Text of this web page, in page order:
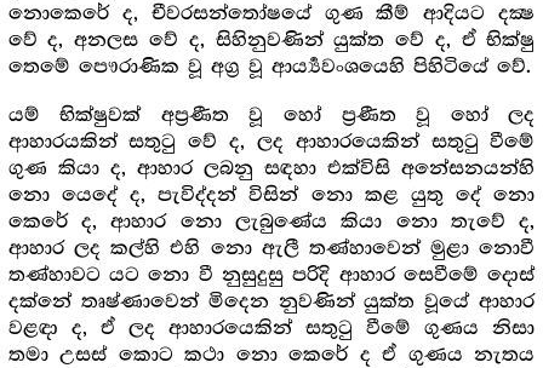
නොකෙරේ ද, චීවරසන්තෝෂයේ ගුණ කීම් ආදියට දක්‍ෂ
වේ ද, අනලස වේ ද, සිහිනුවණින් යුක්ත වේ ද, ඒ භික්ෂු
තෙමේ පෞරාණික වූ අග්‍ර‍ වූ ආර්‍ය්‍යවංශයෙහි පිහිටියේ වේ.
යම් භික්ෂුවක් අප්‍ර‍ණීත වූ හෝ ප්‍ර‍ණීත වූ හෝ ලද
ආහාරයකින් සතුටු වේ ද, ලද ආහාරයෙකින් සතුටු වීමේ
ගුණ කියා ද, ආහාර ලබනු සඳහා එක්විසි අනේසනයන්හි
නො යෙදේ ද, පැවිද්දන් විසින් නො කළ යුතු දේ නො
කෙරේ ද, ආහාර නො ලැබුණේය කියා නො තැවේ ද,
ආහාර ලද කල්හි එහි නො ඇලී තණ්හාවෙන් මුළා නොවී
තණ්හාවට යට නො වී නුසුදුසු පරිදි ආහාර සෙවීමේ දොස්
දක්නේ තෘෂ්ණාවෙන් මිදෙන නුවණින් යුක්ත වූයේ ආහාර
වළඳා ද, ඒ ලද ආහාරයෙකින් සතුටු වීමේ ගුණය නිසා
තමා උසස් කොට කථා නො කෙරේ ද ඒ ගුණය නැතය